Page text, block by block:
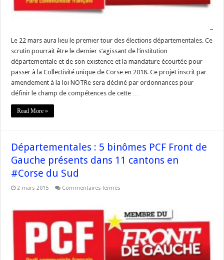
Le 22 mars aura lieu le premier tour des élections départementales. Ce
scrutin pourrait être le dernier s’agissant de l’institution
départementale et de son existence et la mandature écourtée pour
passer à la Collectivité unique de Corse en 2018. Ce projet inscrit par
amendement à la loi NOTRe sera décliné par ordonnances pour
définir le champ de compétences de cette …
Read More »
Départementales : 5 binômes PCF Front de
Gauche présents dans 11 cantons en
#Corse du Sud
2 mars 2015 Commentaires fermés
binômes
PCF
Front
de
Gauche
présents
dans